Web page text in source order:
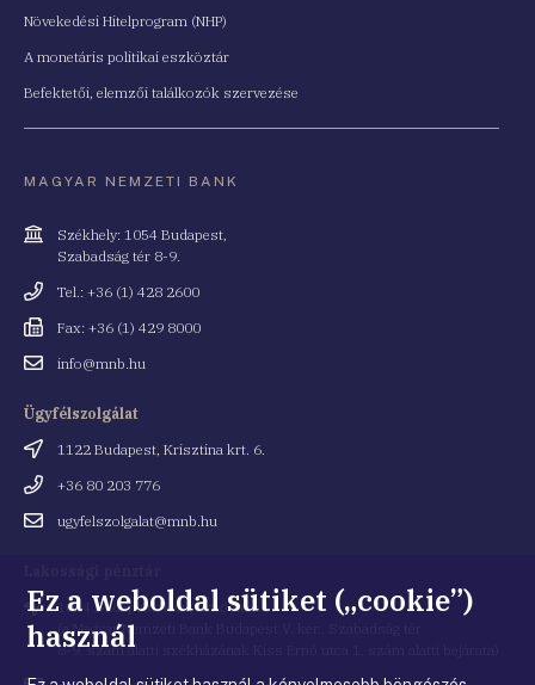
Növekedési Hitelprogram (NHP)
A monetáris politikai eszköztár
Befektetői, elemzői találkozók szervezése
MAGYAR NEMZETI BANK
Cím
Székhely: 1054 Budapest,
Szabadság tér 8-9.
Telefonszám
Tel.: +36 (1) 428 2600
Fax
Fax: +36 (1) 429 8000
Emailinfo@mnb.hu
Ügyfélszolgálat
Cím
1122 Budapest, Krisztina krt. 6.
Telefonszám
+36 80 203 776
Emailugyfelszolgalat@mnb.hu
Cím 1054 Budapest, Kiss Ernő utca 1.
(a Magyar Nemzeti Bank Budapest V. ker., Szabadság tér
8-9. szám alatti székházának Kiss Ernő utca 1. szám alatti bejárata)
Ez a weboldal sütiket („cookie”)
használ